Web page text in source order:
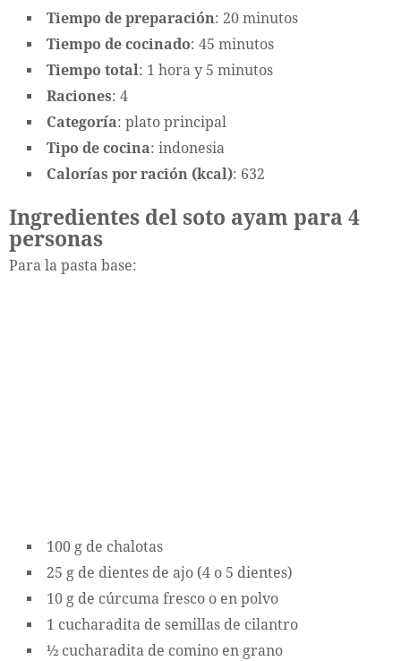
Tiempo de preparación: 20 minutos
Tiempo de cocinado: 45 minutos
Tiempo total: 1 hora y 5 minutos
Raciones: 4
Categoría: plato principal
Tipo de cocina: indonesia
Calorías por ración (kcal): 632
Ingredientes del soto ayam para 4
personas
Para la pasta base:
100 g de chalotas
25 g de dientes de ajo (4 o 5 dientes)
10 g de cúrcuma fresco o en polvo
1 cucharadita de semillas de cilantro
½ cucharadita de comino en grano